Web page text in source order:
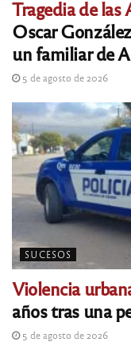
Tragedia de las
Oscar
un familiar de
5 de agosto de 2026
SUCESOS
Violencia
años tras una
5 de agosto de 2026